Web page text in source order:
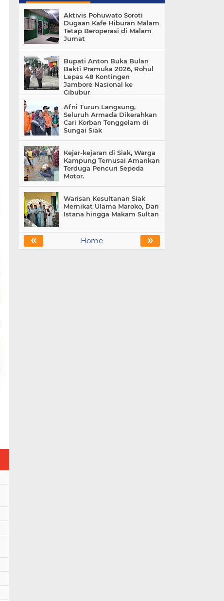
Aktivis Pohuwato Soroti
Dugaan Kafe Hiburan Malam
Tetap Beroperasi di Malam
Jumat
Bupati Anton Buka Bulan
Bakti Pramuka 2026, Rohul
Lepas 48 Kontingen
Jambore Nasional ke
Cibubur
Afni Turun Langsung,
Seluruh Armada Dikerahkan
Cari Korban Tenggelam di
Sungai Siak
Kejar-kejaran di Siak, Warga
Kampung Temusai Amankan
Terduga Pencuri Sepeda
Motor.
Warisan Kesultanan Siak
Memikat Ulama Maroko, Dari
Istana hingga Makam Sultan
« »
Home